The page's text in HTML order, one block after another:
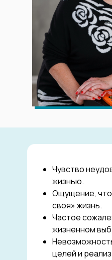
Чувство
жизнью.
Ощущение,
своя» жизнь.
Частое
жизненном
целей и